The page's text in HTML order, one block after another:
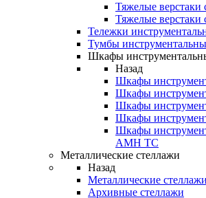
Тяжелые верстаки
Тяжелые
Тележки
Тумбы
Шкафы
Назад
Шкафы
Шкафы
Шкафы
Шкафы
Шкафы
AMH TC
Металлические стеллажи
Назад
Металлические стеллажи
Архивные стеллажи